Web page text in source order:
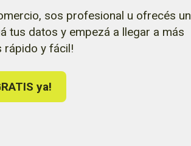
sos profesional u ofrecés un
tus datos y empezá a llegar a más
rápido y fácil!
ya!